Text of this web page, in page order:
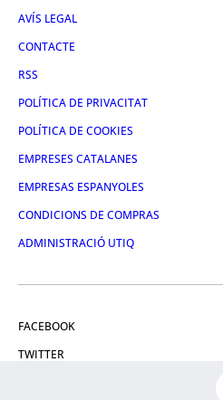
AVÍS LEGAL
CONTACTE
RSS
POLÍTICA DE PRIVACITAT
POLÍTICA DE COOKIES
EMPRESES CATALANES
EMPRESAS ESPANYOLES
CONDICIONS DE COMPRAS
ADMINISTRACIÓ UTIQ
FACEBOOK
TWITTER